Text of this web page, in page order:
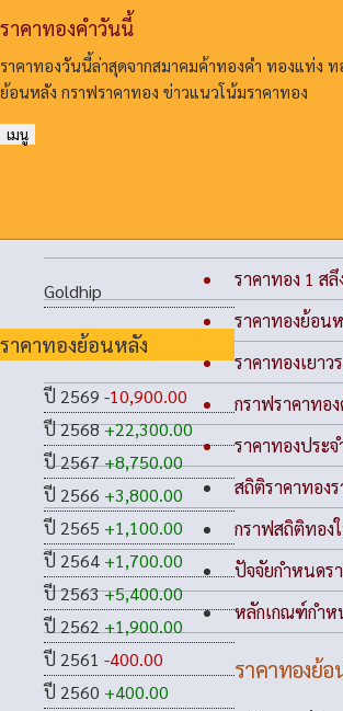
ราคาทองคําวันนี้
ราคาทองวันนี้ล่าสุดจากสมาคมค้าทองคํา ทองแท่ง
ย้อนหลัง กราฟราคาทอง ข่าวแนวโน้มราคาทอง
เมนู
Goldhip
ราคาทองย้อนหลัง
ปี 2569 -10,900.00
ปี 2568+22,300.00
ปี 2567+8,750.00
ปี 2566 +3,800.00
ปี 2565 +1,100.00
ปี 2564 +1,700.00
ปี 2563+5,400.00
ปี 2562+1,900.00
ปี 2561 -400.00
ปี 2560 +400.00
ราคาทอง 1 ส
ราคาทองย้อน
ราคาทองเยาว
กราฟราคาทอง
ราคาทองประจ
สถิติราคาทอง
กราฟสถิติทอง
ปัจจัยกำหนดร
หลักเกณฑ์กำห
ราคาทองย้อ